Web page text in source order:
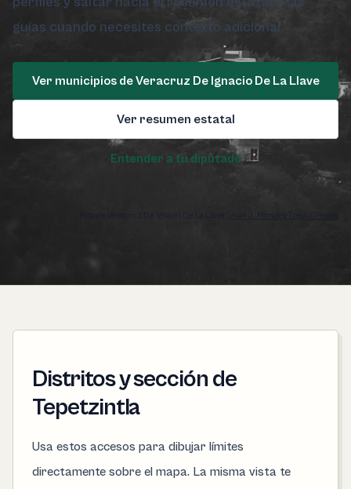
guías cuando necesites contexto adicional.
Ver municipios de Veracruz De Ignacio De La Llave
Ver resumen estatal
Entender a tu diputado
Foto de Veracruz De Ignacio De La Llave:
Distritos y sección de
Tepetzintla
Usa estos accesos para dibujar límites
directamente sobre el mapa. La misma vista te